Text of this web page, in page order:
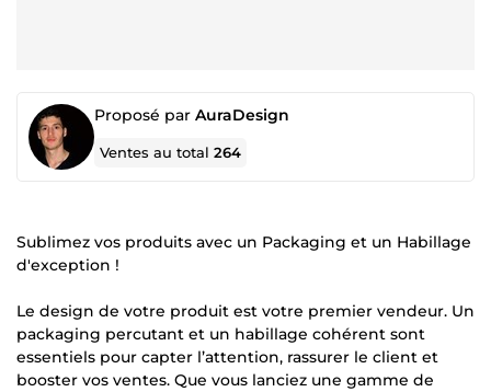
Proposé par AuraDesign
Ventes au total264
Sublimez vos produits avec un Packaging et un Habillage
d'exception !
Le design de votre produit est votre premier vendeur. Un
packaging percutant et un habillage cohérent sont
essentiels pour capter l’attention, rassurer le client et
booster vos ventes. Que vous lanciez une gamme de